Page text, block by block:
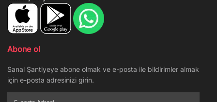
Abone ol
Sanal Şantiyeye abone olmak ve e-posta ile bildirimler almak
için e-posta adresinizi girin.